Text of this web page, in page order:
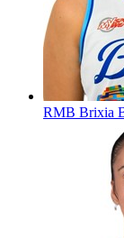
RMB Brixia